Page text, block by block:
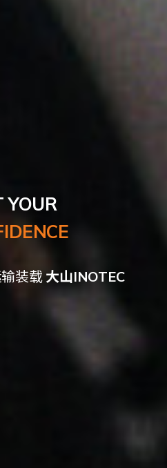
YOUR
大山INOTEC
ORIENTED
COMPANY